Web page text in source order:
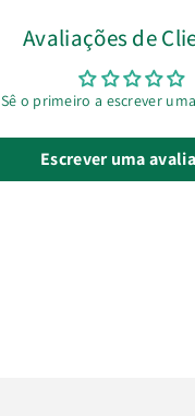
Avaliações de
Sê o primeiro a escrever
Escrever uma